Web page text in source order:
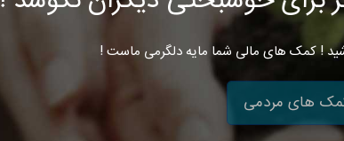
! کمک های مالی شما مایه دلگرمی ماست !
های مردمی